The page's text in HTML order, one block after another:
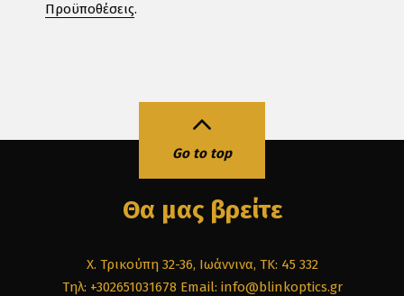
Προϋποθέσεις.
Go to top
Θα μας βρείτε
Χ. Τρικούπη 32-36, Ιωάννινα, ΤΚ: 45 332
Τηλ: +302651031678 Email: info@blinkoptics.gr